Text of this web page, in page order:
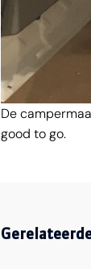
De
good to go.